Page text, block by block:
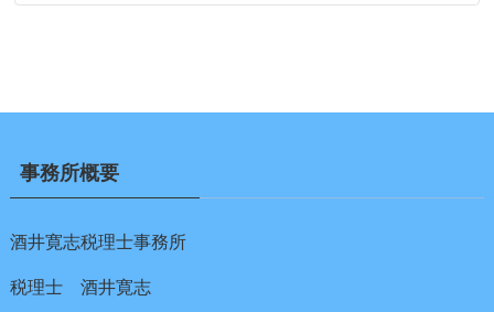
事務所概要
酒井寛志税理士事務所
税理士 酒井寛志